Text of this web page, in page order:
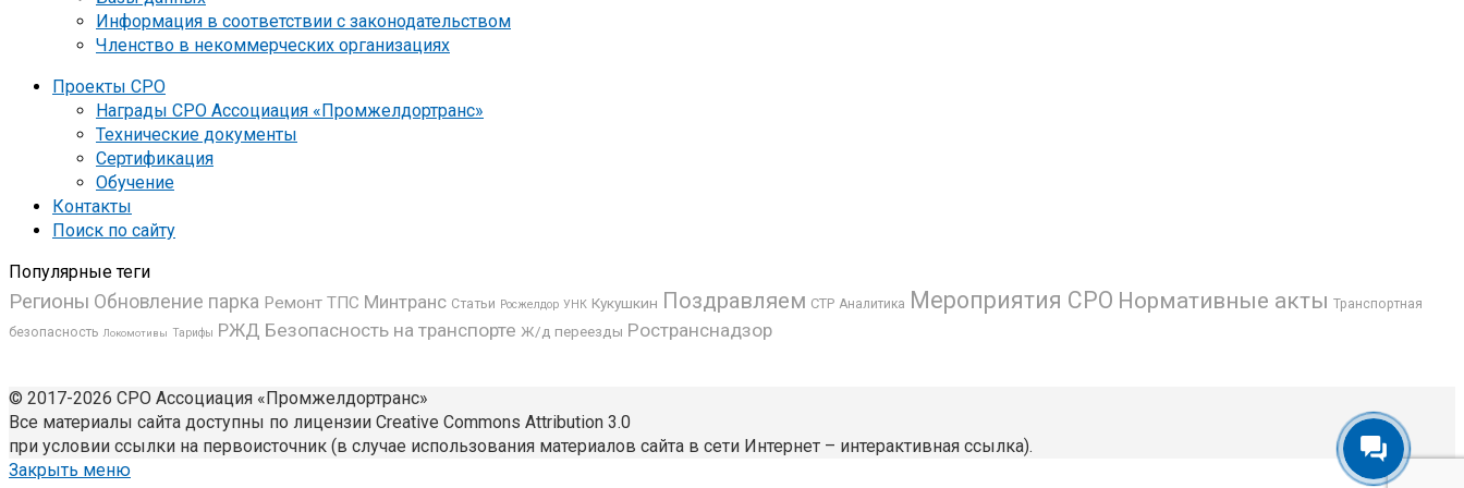
Информация в соответствии с законодательством
Членство в некоммерческих организациях
Проекты СРО
Награды СРО Ассоциация «Промжелдортранс»
Технические документы
Сертификация
Обучение
Контакты
Поиск по сайту
Популярные теги
Регионы Обновление парка Ремонт ТПС Минтранс Статьи Росжелдор УНК Кукушкин Поздравляем СТР Аналитика Мероприятия СРО Нормативные акты Транспортная
безопасность Локомотивы Тарифы РЖД Безопасность на транспорте Ж/д переезды Ространснадзор
© 2017-2026 СРО Ассоциация «Промжелдортранс»
Все материалы сайта доступны по лицензии Creative Commons Attribution 3.0
при условии ссылки на первоисточник (в случае использования материалов сайта в сети Интернет – интерактивная ссылка).
Закрыть меню